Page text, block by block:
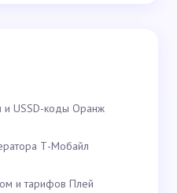
и USSD-коды Оранж
Т-Мобайл
и тарифов Плей